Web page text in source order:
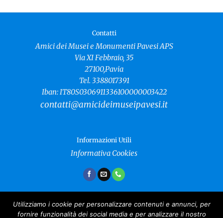
Contatti
Amici dei Musei e Monumenti Pavesi APS
Via XI Febbraio, 35
27100,Pavia
Tel. 3388017391
Iban: IT80S0306911336100000003422
contatti@amicideimuseipavesi.it
Informazioni Utili
Informativa Cookies
Utilizziamo i cookie per personalizzare contenuti e annunci, per
fornire funzionalità dei social media e per analizzare il nostro